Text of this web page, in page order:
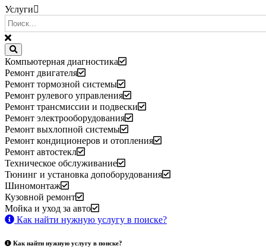
Услуги
Компьютерная диагностика
Ремонт двигателя
Ремонт тормозной системы
Ремонт рулевого управления
Ремонт трансмиссии и подвески
Ремонт электрооборудования
Ремонт выхлопной системы
Ремонт кондиционеров и отопления
Ремонт автостекл
Техническое обслуживание
Тюнинг и установка допоборудования
Шиномонтаж
Кузовной ремонт
Мойка и уход за авто
Как найти нужную услугу в поиске?
Как найти нужную услугу в поиске?